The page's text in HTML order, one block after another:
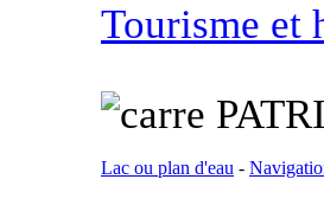
Tourisme et
Lac ou plan d'eau -